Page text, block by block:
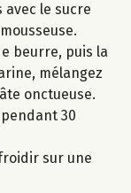
le sucre
beurre, puis la
mélangez
onctueuse.
30
sur une